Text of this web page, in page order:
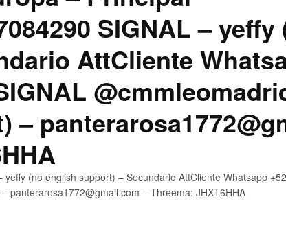
SIGNAL –
AttCliente
–
(no english support) – Secundario AttCliente Whatsapp
panterarosa1772@gmail.com – Threema: JHXT6HHA